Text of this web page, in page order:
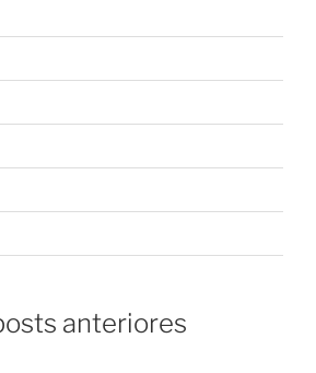
anteriores